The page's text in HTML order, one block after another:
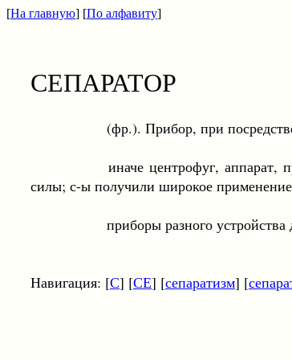
[На главную] [По алфавиту]
СЕПАРАТОР
(фр.). Прибор, при посредстве
иначе центрофуг, аппарат, при
силы; с-ы получили широкое применение
приборы разного устройства для
Навигация: [С] [СЕ] [сепаратизм] [